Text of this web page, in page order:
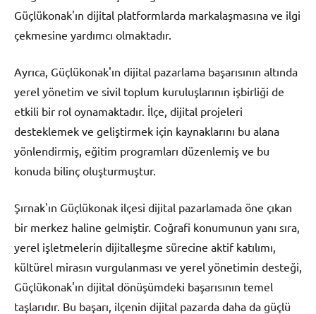
Güçlükonak'ın dijital platformlarda markalaşmasına ve ilgi
çekmesine yardımcı olmaktadır.
Ayrıca, Güçlükonak'ın dijital pazarlama başarısının altında
yerel yönetim ve sivil toplum kuruluşlarının işbirliği de
etkili bir rol oynamaktadır. İlçe, dijital projeleri
desteklemek ve geliştirmek için kaynaklarını bu alana
yönlendirmiş, eğitim programları düzenlemiş ve bu
konuda bilinç oluşturmuştur.
Şırnak'ın Güçlükonak ilçesi dijital pazarlamada öne çıkan
bir merkez haline gelmiştir. Coğrafi konumunun yanı sıra,
yerel işletmelerin dijitalleşme sürecine aktif katılımı,
kültürel mirasın vurgulanması ve yerel yönetimin desteği,
Güçlükonak'ın dijital dönüşümdeki başarısının temel
taşlarıdır. Bu başarı, ilçenin dijital pazarda daha da güçlü